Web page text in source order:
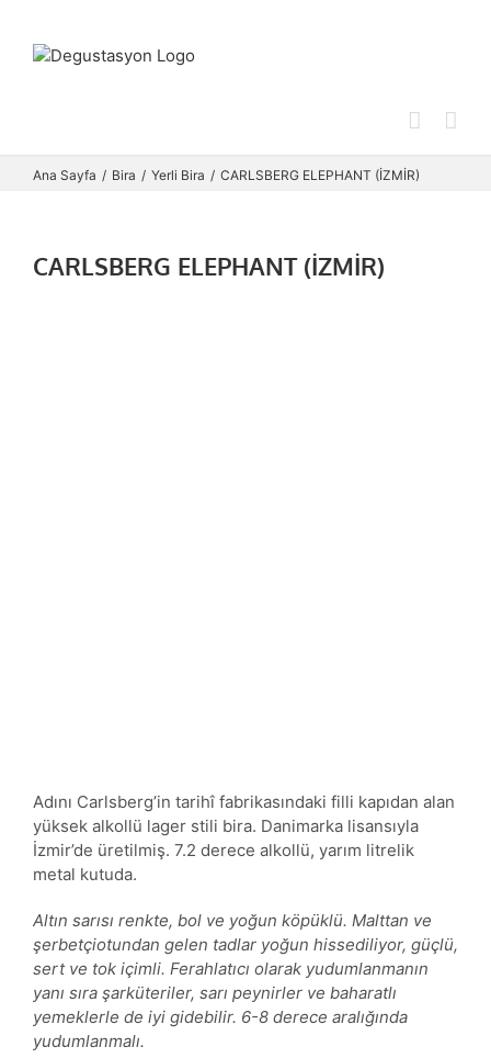
content
Ana Sayfa Bira Yerli Bira CARLSBERG ELEPHANT (İZMİR)
CARLSBERG ELEPHANT (İZMİR)
Adını Carlsberg’in tarihî fabrikasındaki filli kapıdan alan
yüksek alkollü lager stili bira. Danimarka lisansıyla
İzmir’de üretilmiş. 7.2 derece alkollü, yarım litrelik
metal kutuda.
Altın sarısı renkte, bol ve yoğun köpüklü. Malttan ve
şerbetçiotundan gelen tadlar yoğun hissediliyor, güçlü,
sert ve tok içimli. Ferahlatıcı olarak yudumlanmanın
yanı sıra şarküteriler, sarı peynirler ve baharatlı
yemeklerle de iyi gidebilir. 6-8 derece aralığında
yudumlanmalı.